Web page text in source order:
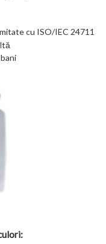
cu ISO/IEC 24711